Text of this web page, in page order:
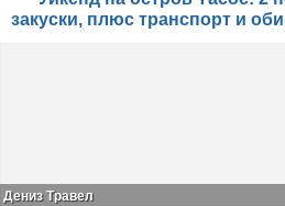
закуски, плюс транспорт и
Дениз Травел